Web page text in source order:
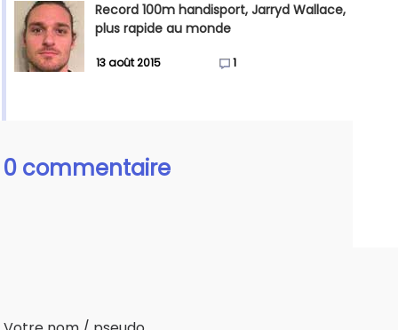
Record 100m handisport, Jarryd Wallace,
plus rapide au monde
13 août 2015 1
0 commentaire